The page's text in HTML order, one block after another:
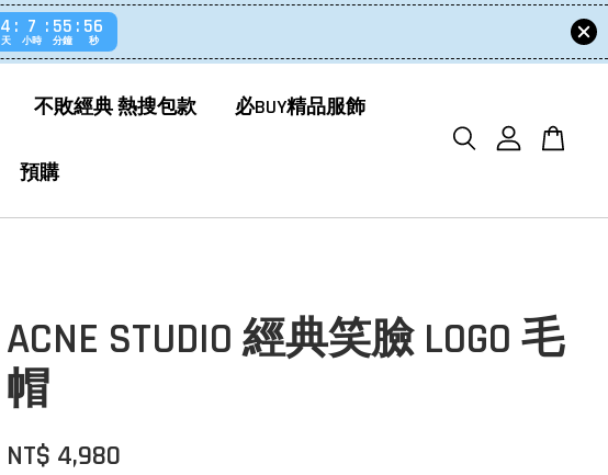
4
天
7
小時
55
分鐘
56
秒
不敗經典 熱搜包款 必BUY精品服飾
預購
ACNE STUDIO 經典笑臉 LOGO 毛
帽
NT$ 4,980